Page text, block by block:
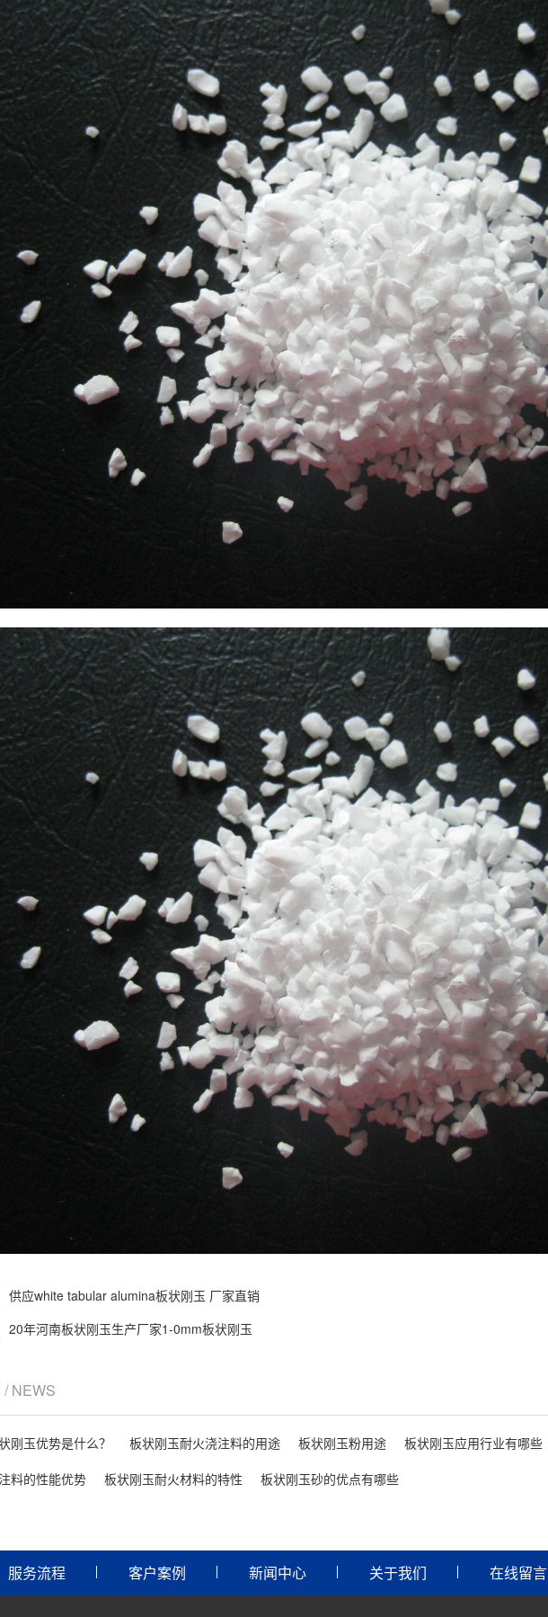
供应white tabular alumina板状刚玉 厂家直销
20年河南板状刚玉生产厂家1-0mm板状刚玉
/ NEWS
刚玉优势是什么？ 板状刚玉耐火浇注料的用途 板状刚玉粉用途 板状刚玉应用行业有哪些
料的性能优势
板状刚玉耐火材料的特性 板状刚玉砂的优点有哪些
服务流程 客户案例 新闻中心 关于我们 在线留言